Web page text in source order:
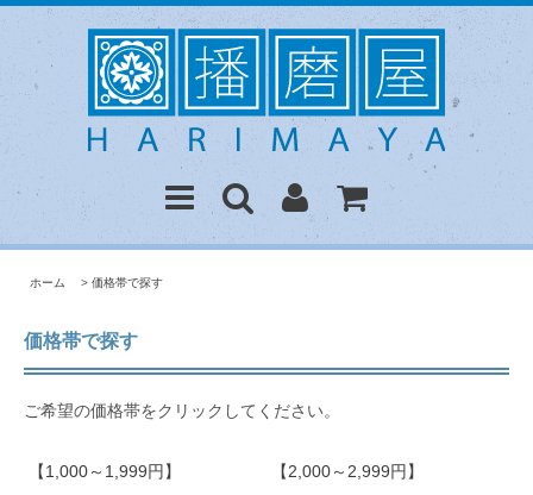
ホーム > 価格帯で探す
価格帯で探す
ご希望の価格帯をクリックしてください。
【1,000～1,999円】 【2,000～2,999円】